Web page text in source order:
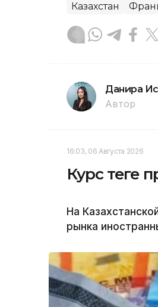
Казахстан
Данира
Автор
16:03, 06 Августа 2026
Курс теңге
На
рынка